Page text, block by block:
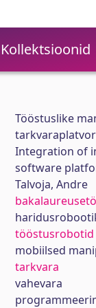
Kollektsioonid
Tööstuslike
Integration of
software
Talvoja, Andre
tööstusrobotid
mobiilsed
tarkvara
vahevara